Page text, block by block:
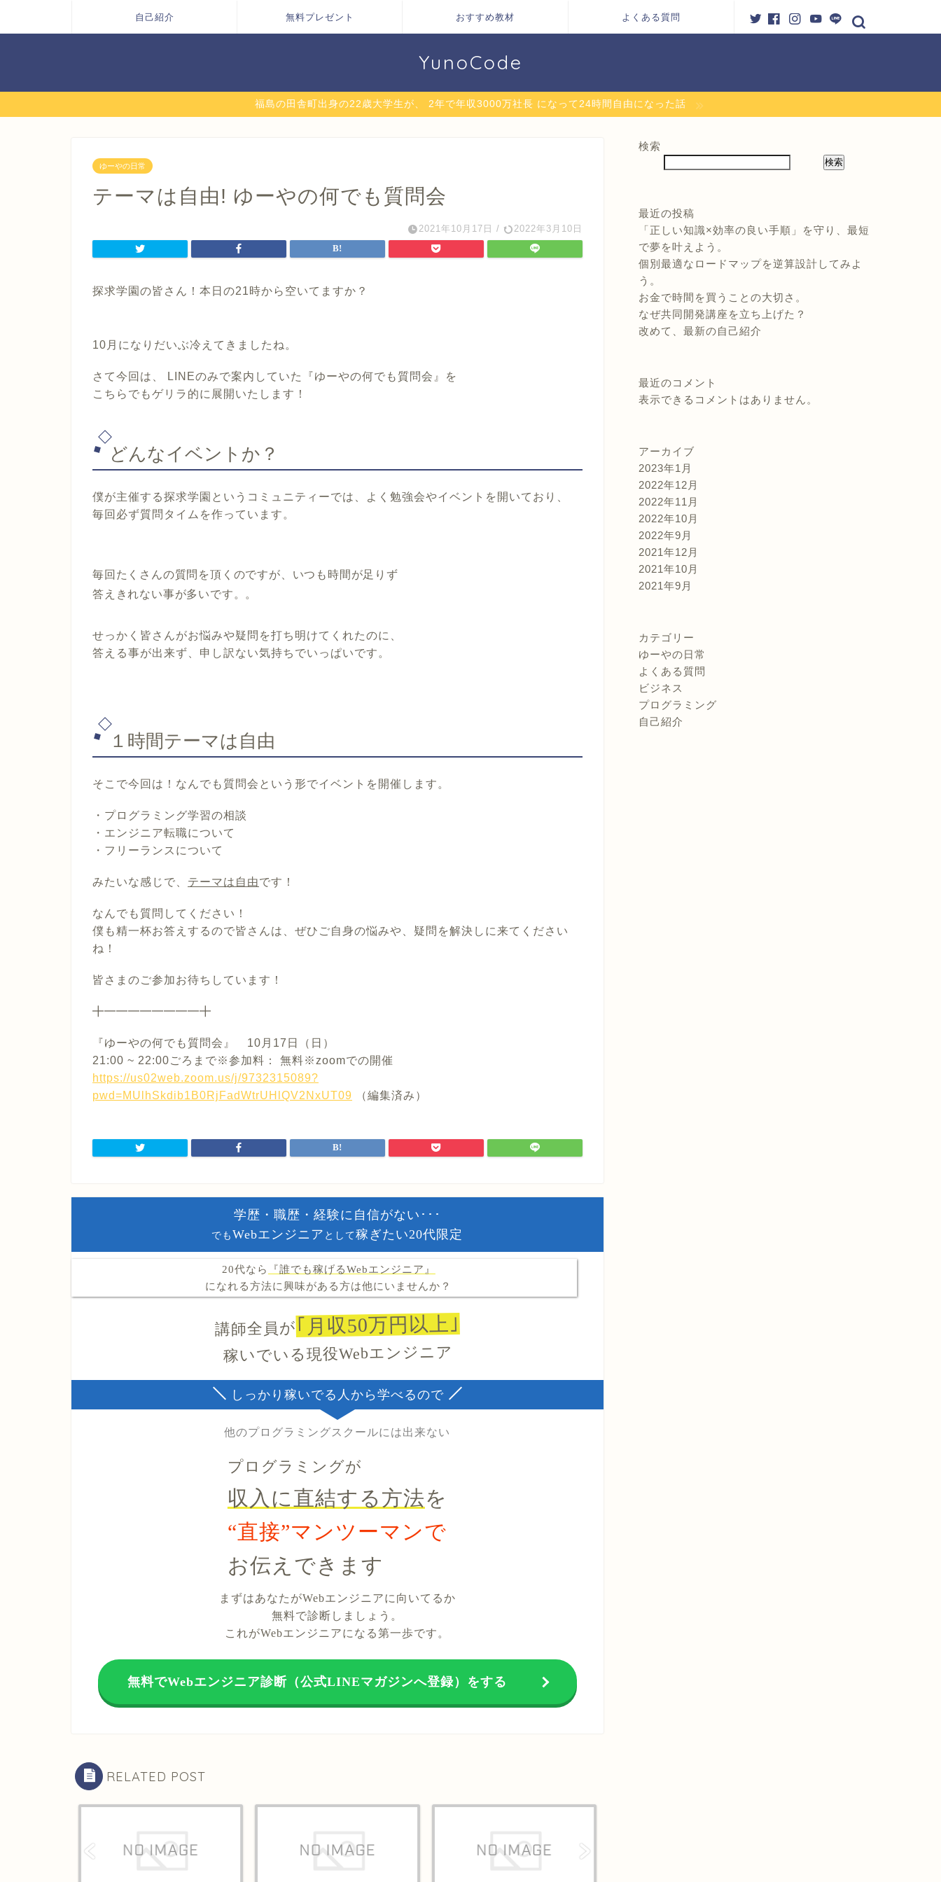
自己紹介 無料プレゼント おすすめ教材 よくある質問
YunoCode
福島の田舎町出身の22歳大学生が、 2年で年収3000万社長 になって24時間自由になった話
ゆーやの日常
テーマは自由! ゆーやの何でも質問会
2021年10月17日 / 2022年3月10日
探求学園の皆さん！本日の21時から空いてますか？
10月になりだいぶ冷えてきましたね。
さて今回は、 LINEのみで案内していた『ゆーやの何でも質問会』を
こちらでもゲリラ的に展開いたします！
どんなイベントか？
僕が主催する探求学園というコミュニティーでは、よく勉強会やイベントを開いており、
毎回必ず質問タイムを作っています 。
毎回たくさんの質問を頂くのですが、いつも時間が足りず
答えきれない事が多いです。。
せっかく皆さんがお悩みや疑問を打ち明けてくれたのに、
答える事が出来ず、申し訳ない気持ちでいっぱいです。
１時間テーマは自由
そこで今回は！なんでも質問会という形でイベントを開催します。
・プログラミング学習の相談
・エンジニア転職について
・フリーランスについて
みたいな感じで、 テーマは自由です！
なんでも質問してください！
僕も精一杯お答えするので皆さんは、 ぜひご自身の悩みや、疑問を解決しに来てください
ね ！
皆さまのご参加お待ちしています！
╋━━━━━━━━╋
『ゆーやの何でも質問会』 10月17日（日）
21:00 ~ 22:00ごろまで※参加料： 無料※zoomでの開催
https://us02web.zoom.us/j/9732315089?
pwd=MUlhSkdib1B0RjFadWtrUHlQV2NxUT09
（編集済み）
学歴・職歴・経験に自信がない･･･
でも Webエンジニア として稼ぎたい20代限定
20代なら
『誰でも稼げるWebエンジニア』
になれる方法に興味がある方は他にいませんか？
講師全員が｢月収50万円以上｣
稼いでいる現役Webエンジニア
しっかり稼いでる人から学べるので
他のプログラミングスクールには出来ない
プログラミングが
収入に直結する方法を
“直接”マンツーマンで
お伝えできます
まずはあなたがWebエンジニアに向いてるか
無料で診断しましょう。
これがWebエンジニアになる第一歩です。
無料でWebエンジニア診断（公式LINEマガジンへ登録）をする
RELATED POST
検索
検索
最近の投稿
「正しい知識×効率の良い手順」を守り、最短
で夢を叶えよう。
個別最適なロードマップを逆算設計してみよ
う。
お金で時間を買うことの大切さ。
なぜ共同開発講座を立ち上げた？
改めて、最新の自己紹介
最近のコメント
表示できるコメントはありません。
アーカイブ
2023年1月
2022年12月
2022年11月
2022年10月
2022年9月
2021年12月
2021年10月
2021年9月
カテゴリー
ゆーやの日常
よくある質問
ビジネス
プログラミング
自己紹介